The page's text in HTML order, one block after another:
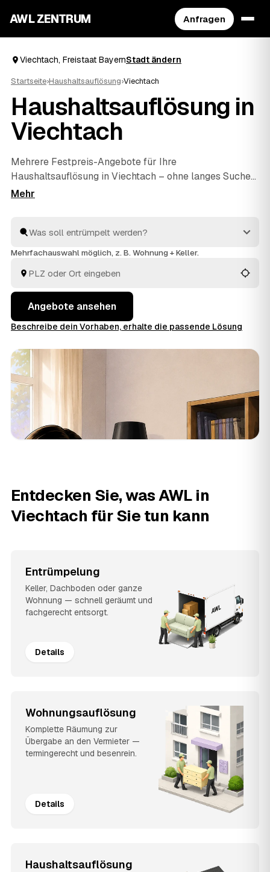
AWL ZENTRUM Anfragen
Viechtach, Freistaat BayernStadt ändern
Startseite›Haushaltsauflösung›Viechtach
Haushaltsauflösung in
Viechtach
Mehrere Festpreis-Angebote für Ihre
Haushaltsauflösung in Viechtach – ohne langes Suchen.
Bei AWL beschreiben Sie, was weg soll, und geprüfte
oder ganzer Hausstand aus einem Nachlass: Es wird
sorgfältig geräumt, fachgerecht entsorgt und
Angebote bequem und behalten die volle Kontrolle
über Ihre Entscheidung.
Mehrfachauswahl möglich, z. B. Wohnung + Keller.
Angebote ansehen
Beschreibe dein Vorhaben, erhalte die passende Lösung
Entdecken Sie, was AWL in
Viechtach für Sie tun kann
Entrümpelung
Keller, Dachboden oder ganze
Wohnung — schnell geräumt und
fachgerecht entsorgt.
Details
Wohnungsauflösung
Komplette Räumung zur
Übergabe an den Vermieter —
termingerecht und besenrein.
Details
Haushaltsauflösung